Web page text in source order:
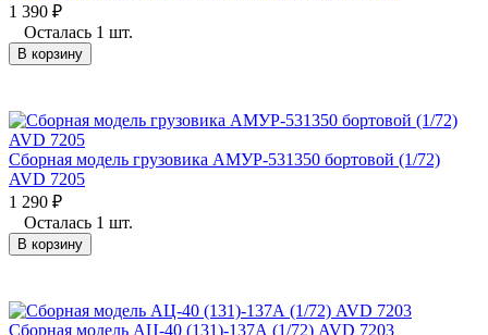
1 390 ₽
Осталась 1 шт.
В корзину
Сборная модель грузовика АМУР-531350 бортовой (1/72)
AVD 7205
1 290 ₽
Осталась 1 шт.
В корзину
Сборная модель АЦ-40 (131)-137А (1/72) AVD 7203